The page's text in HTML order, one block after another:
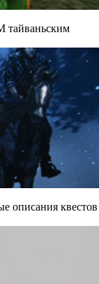
тайваньским
описания квестов